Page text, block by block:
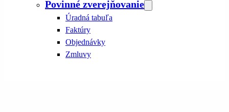
Povinné zverejňovanie
Úradná tabuľa
Faktúry
Objednávky
Zmluvy